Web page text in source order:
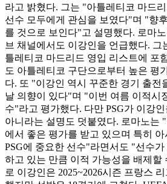
라고 밝혔다. 그는 "아틀레티코 마드
선수 모두에게 관심을 보였다"며 "향
를 것으로 보인다"고 설명했다. 로마
브 채널에서도 이강인을 언급했다.
틀레티코 마드리드 영입 리스트에 포
도 아틀레티코 구단으로부터 높은 평
다. 또 "이강인 역시 꾸준한 경기 출전
날 의향이 있다"며 "이번 여름 이적시
수"라고 평가했다. 다만 PSG가 이강
아니라는 설명도 덧붙였다. 로마노는
에서 좋은 평가를 받고 있으며 특히
PSG에 중요한 선수"라면서도 "선수
하고 있는 만큼 이적 가능성을 배제할
로 이강인은 2025~2026시즌 프랑스